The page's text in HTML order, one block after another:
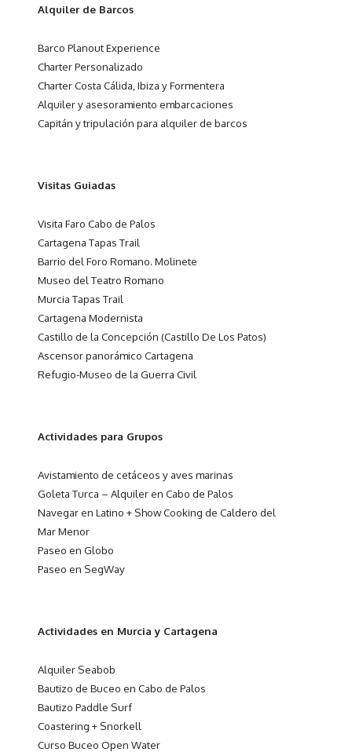
Alquiler de Barcos
Barco Planout Experience
Charter Personalizado
Charter Costa Cálida, Ibiza y Formentera
Alquiler y asesoramiento embarcaciones
Capitán y tripulación para alquiler de barcos
Visitas Guiadas
Visita Faro Cabo de Palos
Cartagena Tapas Trail
Barrio del Foro Romano. Molinete
Museo del Teatro Romano
Murcia Tapas Trail
Cartagena Modernista
Castillo de la Concepción (Castillo De Los Patos)
Ascensor panorámico Cartagena
Refugio-Museo de la Guerra Civil
Actividades para Grupos
Avistamiento de cetáceos y aves marinas
Goleta Turca – Alquiler en Cabo de Palos
Navegar en Latino + Show Cooking de Caldero del
Mar Menor
Paseo en Globo
Paseo en SegWay
Actividades en Murcia y Cartagena
Alquiler Seabob
Bautizo de Buceo en Cabo de Palos
Bautizo Paddle Surf
Coastering + Snorkell
Curso Buceo Open Water